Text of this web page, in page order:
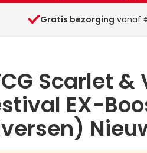
Gratis bezorging vanaf
Scarlet &
EX-